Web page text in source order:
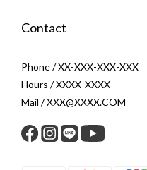
Contact
Phone / XX-XXX-XXX-XXX
Hours / XXXX-XXXX
Mail / XXX@XXXX.COM